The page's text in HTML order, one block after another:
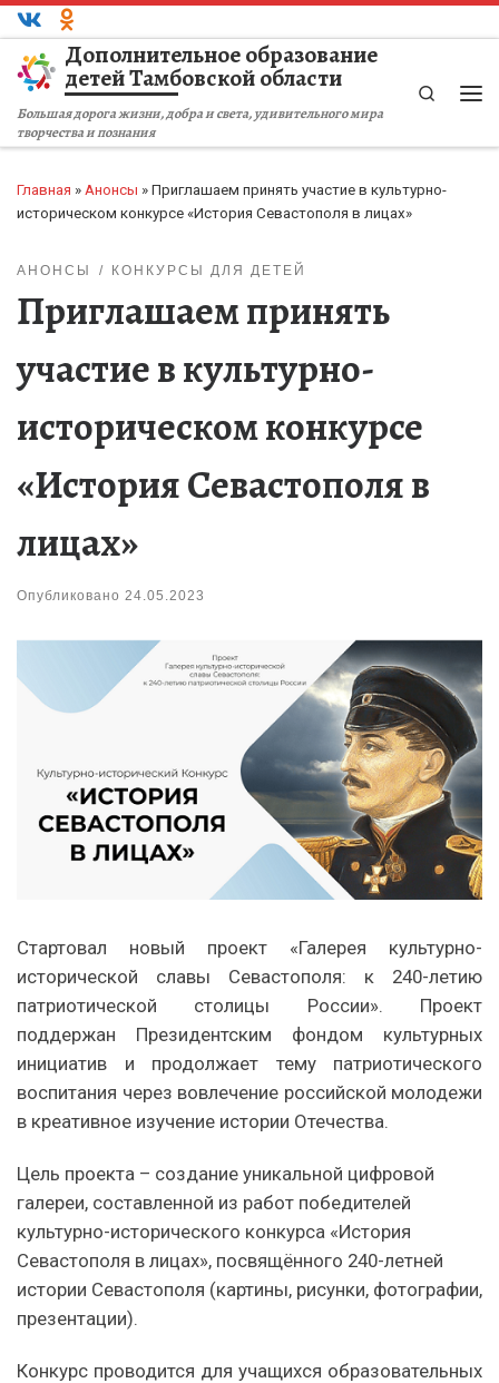
Перейти к содержимому
Дополнительное образование
детей Тамбовской области
Большая дорога жизни, добра и света, удивительного мира
творчества и познания
Search
Главная » Анонсы » Приглашаем принять участие в культурно-
историческом конкурсе «История Севастополя в лицах»
АНОНСЫ КОНКУРСЫ ДЛЯ ДЕТЕЙ
Приглашаем принять
участие в культурно-
историческом конкурсе
«История Севастополя в
лицах»
Опубликовано 24.05.2023
Стартовал новый проект «Галерея культурно-
исторической славы Севастополя: к 240-летию
патриотической столицы России». Проект
поддержан Президентским фондом культурных
инициатив и продолжает тему патриотического
воспитания через вовлечение российской молодежи
в креативное изучение истории Отечества.
Цель проекта – создание уникальной цифровой
галереи, составленной из работ победителей
культурно-исторического конкурса «История
Севастополя в лицах», посвящённого 240-летней
истории Севастополя (картины, рисунки, фотографии,
презентации).
Конкурс проводится для учащихся образовательных